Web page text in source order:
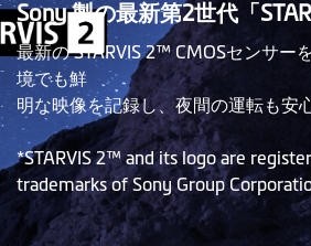
Sony 製の最新第2世代「
最新の STARVIS 2™ CMOSセンサー
境でも鮮
明な映像を記録し、夜間の運転も安
*STARVIS 2™ and its logo are
trademarks of Sony Group